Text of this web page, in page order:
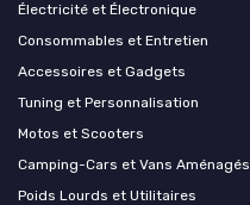
Électricité et Électronique
Consommables et Entretien
Accessoires et Gadgets
Tuning et Personnalisation
Motos et Scooters
Camping-Cars et Vans Aménagés
Poids Lourds et Utilitaires